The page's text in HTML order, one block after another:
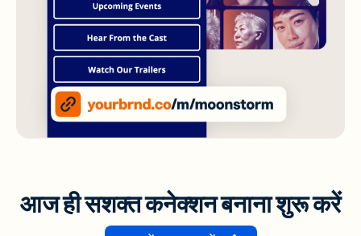
आज ही सशक्त कनेक्शन बनाना शुरू करें